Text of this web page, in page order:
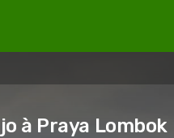
à Praya Lombok